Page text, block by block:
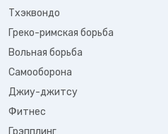
Тхэквондо
Греко-римская борьба
Вольная борьба
Самооборона
Джиу-джитсу
Фитнес
Грэпплинг